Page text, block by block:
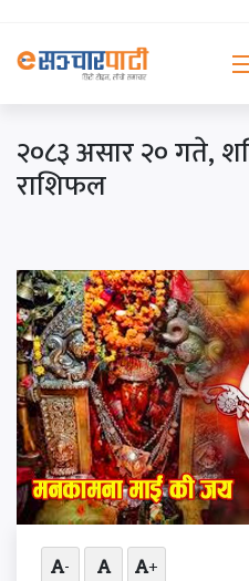
२०८३ असार २० गते,
राशिफल
- +